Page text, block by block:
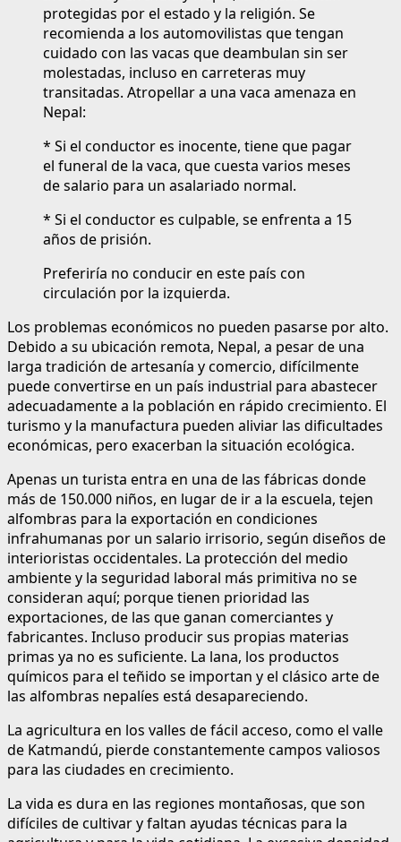
protegidas por el estado y la religión. Se
recomienda a los automovilistas que tengan
cuidado con las vacas que deambulan sin ser
molestadas, incluso en carreteras muy
transitadas. Atropellar a una vaca amenaza en
Nepal:
* Si el conductor es inocente, tiene que pagar
el funeral de la vaca, que cuesta varios meses
de salario para un asalariado normal.
* Si el conductor es culpable, se enfrenta a 15
años de prisión.
Preferiría no conducir en este país con
circulación por la izquierda.
Los problemas económicos no pueden pasarse por alto.
Debido a su ubicación remota, Nepal, a pesar de una
larga tradición de artesanía y comercio, difícilmente
puede convertirse en un país industrial para abastecer
adecuadamente a la población en rápido crecimiento. El
turismo y la manufactura pueden aliviar las dificultades
económicas, pero exacerban la situación ecológica.
Apenas un turista entra en una de las fábricas donde
más de 150.000 niños, en lugar de ir a la escuela, tejen
alfombras para la exportación en condiciones
infrahumanas por un salario irrisorio, según diseños de
interioristas occidentales. La protección del medio
ambiente y la seguridad laboral más primitiva no se
consideran aquí; porque tienen prioridad las
exportaciones, de las que ganan comerciantes y
fabricantes. Incluso producir sus propias materias
primas ya no es suficiente. La lana, los productos
químicos para el teñido se importan y el clásico arte de
las alfombras nepalíes está desapareciendo.
La agricultura en los valles de fácil acceso, como el valle
de Katmandú, pierde constantemente campos valiosos
para las ciudades en crecimiento.
La vida es dura en las regiones montañosas, que son
difíciles de cultivar y faltan ayudas técnicas para la